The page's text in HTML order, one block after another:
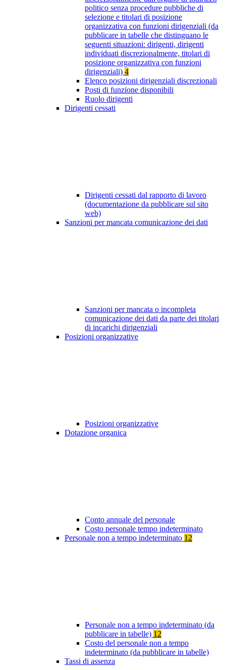
politico senza procedure pubbliche di
selezione e titolari di posizione
organizzativa con funzioni dirigenziali (da
pubblicare in tabelle che distinguano le
seguenti situazioni: dirigenti, dirigenti
individuati discrezionalmente, titolari di
posizione organizzativa con funzioni
dirigenziali) 4
Elenco posizioni dirigenziali discrezionali
Posti di funzione disponibili
Ruolo dirigenti
Dirigenti cessati
Dirigenti cessati dal rapporto di lavoro
(documentazione da pubblicare sul sito
web)
Sanzioni per mancata comunicazione dei dati
Sanzioni per mancata o incompleta
comunicazione dei dati da parte dei titolari
di incarichi dirigenziali
Posizioni organizzative
Posizioni organizzative
Dotazione organica
Conto annuale del personale
Costo personale tempo indeterminato
Personale non a tempo indeterminato 12
Personale non a tempo indeterminato (da
pubblicare in tabelle) 12
Costo del personale non a tempo
indeterminato (da pubblicare in tabelle)
Tassi di assenza